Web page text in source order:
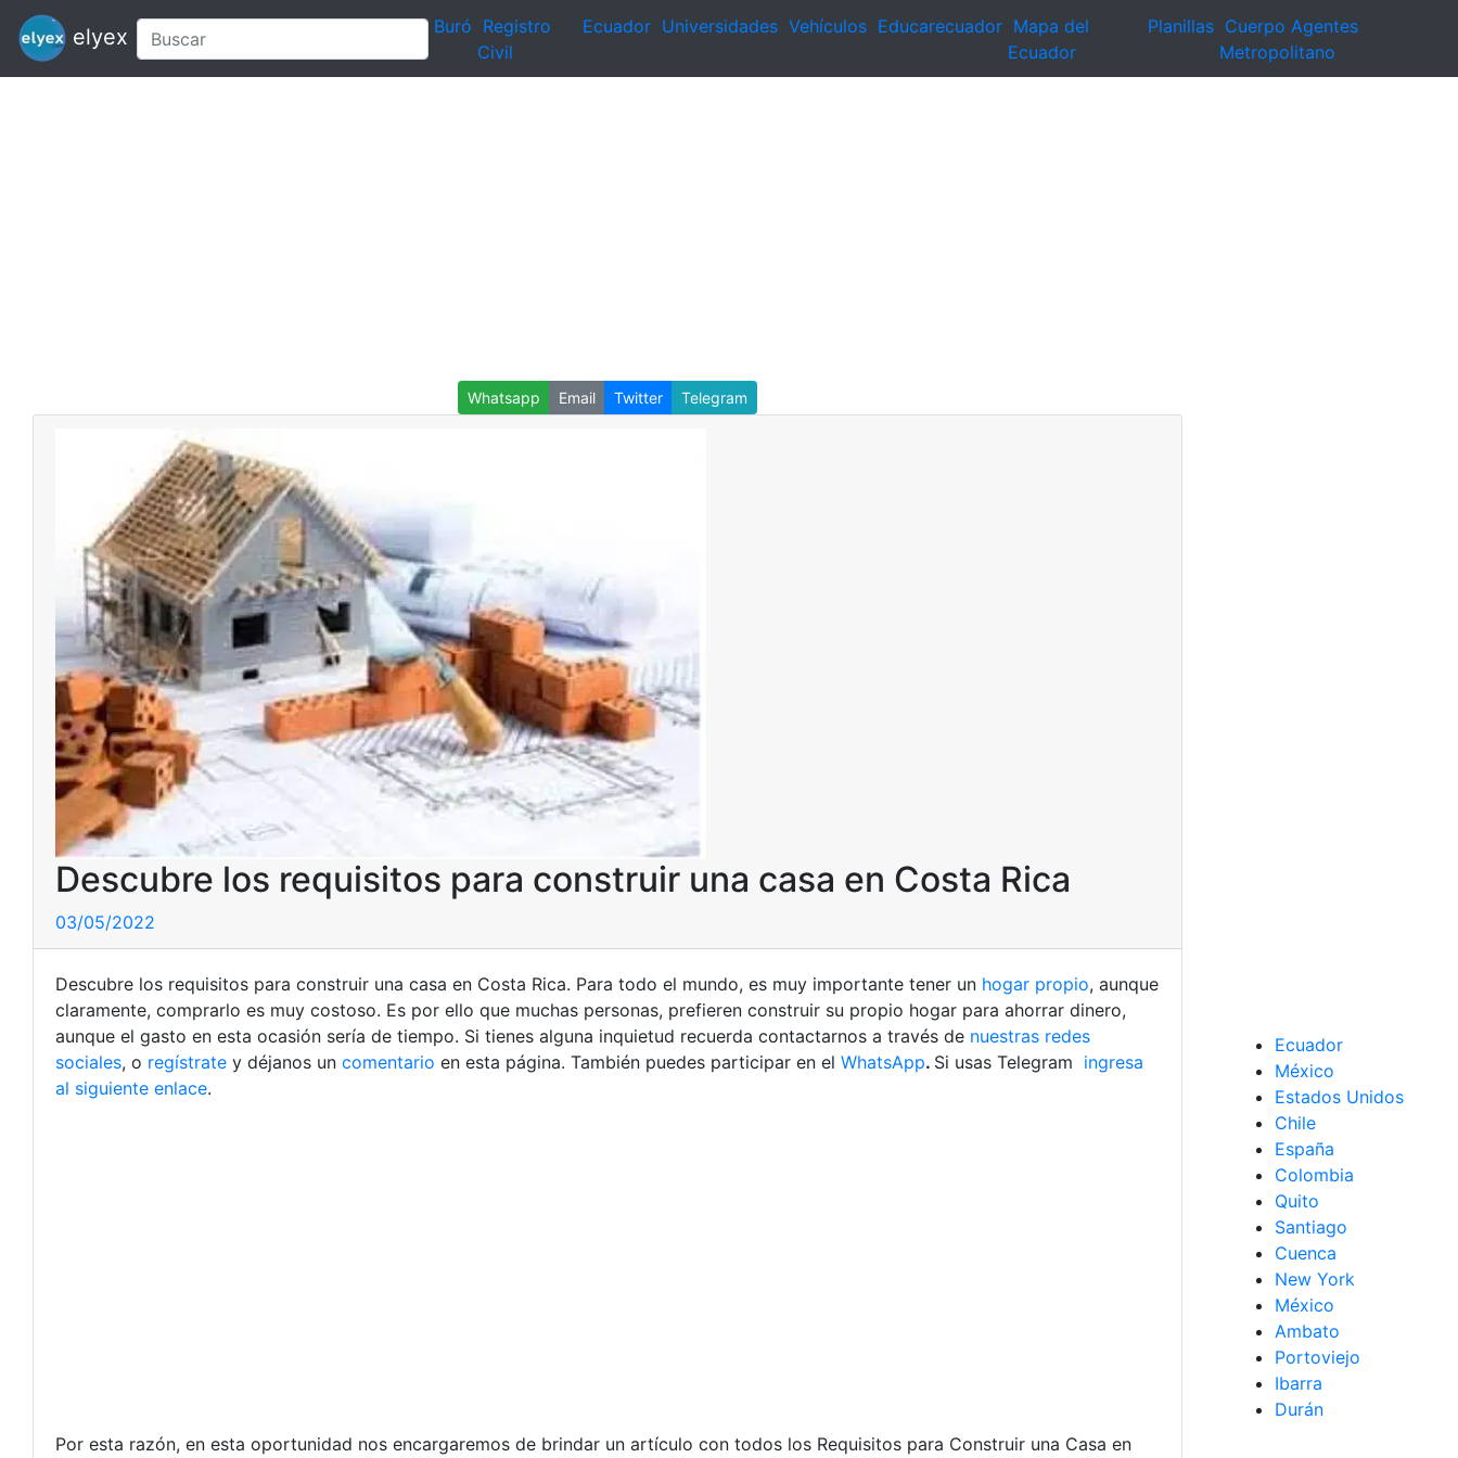
elyex Buró Registro
Civil
Ecuador Universidades Vehículos Educarecuador Mapa del
Ecuador
Planillas Cuerpo Agentes
Metropolitano
Whatsapp Email Twitter Telegram
Descubre los requisitos para construir una casa en Costa Rica
03/05/2022
Descubre los requisitos para construir una casa en Costa Rica. Para todo el mundo, es muy importante tener un hogar propio, aunque
claramente, comprarlo es muy costoso. Es por ello que muchas personas, prefieren construir su propio hogar para ahorrar dinero,
aunque el gasto en esta ocasión sería de tiempo. Si tienes alguna inquietud recuerda contactarnos a través de nuestras redes
sociales, o regístrate y déjanos un comentario en esta página. También puedes participar en el WhatsApp. Si usas Telegram ingresa
al siguiente enlace.
Por esta razón, en esta oportunidad nos encargaremos de brindar un artículo con todos los Requisitos para Construir una Casa en
Ecuador
México
Estados Unidos
Chile
España
Colombia
Quito
Santiago
Cuenca
New York
México
Ambato
Portoviejo
Ibarra
Durán